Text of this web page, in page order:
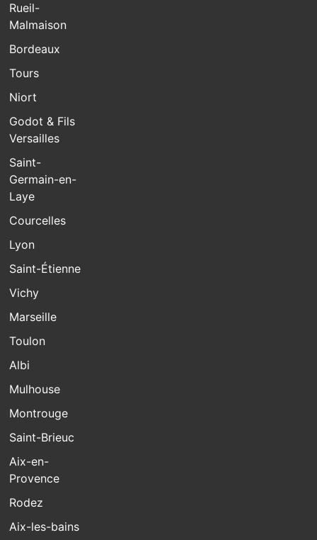
Rueil-
Malmaison
Bordeaux
Tours
Niort
Godot & Fils
Versailles
Saint-
Germain-en-
Laye
Courcelles
Lyon
Saint-Étienne
Vichy
Marseille
Toulon
Albi
Mulhouse
Montrouge
Saint-Brieuc
Aix-en-
Provence
Rodez
Aix-les-bains